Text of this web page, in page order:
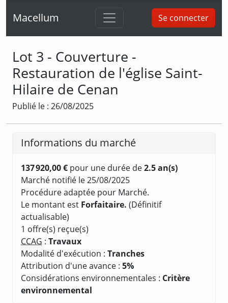
Macellum Se connecter
Lot 3 - Couverture -
Restauration de l'église Saint-
Hilaire de Cenan
Publié le : 26/08/2025
Informations du marché
137 920,00 € pour une durée de2.5 an(s)
Marché notifié le 25/08/2025
Procédure adaptée pour Marché.
Le montant est Forfaitaire. (Définitif
actualisable)
1 offre(s) reçue(s)
CCAG : Travaux
Modalité d'exécution : Tranches
Attribution d'une avance : 5%
Considérations environnementales : Critère
environnemental